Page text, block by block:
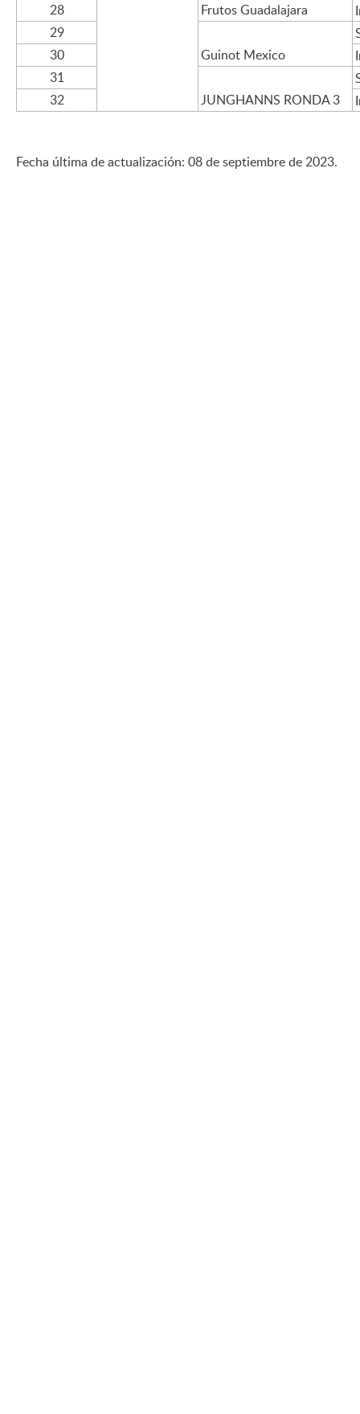
Frutos Guadalajara
28
29
Guinot Mexico
30
31
JUNGHANNS RONDA 3
32
Fecha última de actualización: 08 de septiembre de 2023.